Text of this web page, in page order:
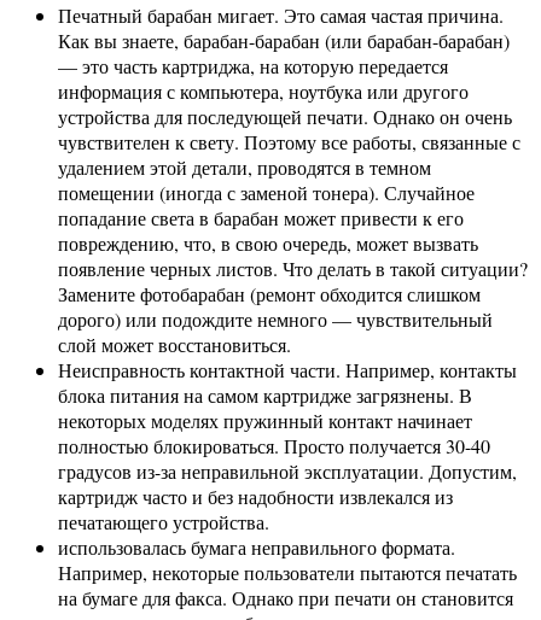
Печатный барабан мигает. Это самая частая причина.
Как вы знаете, барабан-барабан (или барабан-барабан)
— это часть картриджа, на которую передается
информация с компьютера, ноутбука или другого
устройства для последующей печати. Однако он очень
чувствителен к свету. Поэтому все работы, связанные с
удалением этой детали, проводятся в темном
помещении (иногда с заменой тонера). Случайное
попадание света в барабан может привести к его
повреждению, что, в свою очередь, может вызвать
появление черных листов. Что делать в такой ситуации?
Замените фотобарабан (ремонт обходится слишком
дорого) или подождите немного — чувствительный
слой может восстановиться.
Неисправность контактной части. Например, контакты
блока питания на самом картридже загрязнены. В
некоторых моделях пружинный контакт начинает
полностью блокироваться. Просто получается 30-40
градусов из-за неправильной эксплуатации. Допустим,
картридж часто и без надобности извлекался из
печатающего устройства.
использовалась бумага неправильного формата.
Например, некоторые пользователи пытаются печатать
на бумаге для факса. Однако при печати он становится